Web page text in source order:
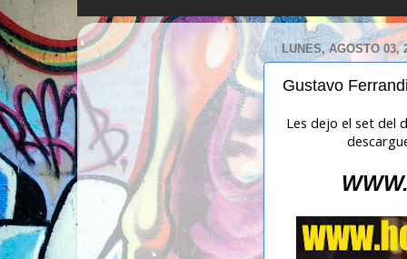
LUNES, AGOSTO 03,
Gustavo
Les dejo el set del